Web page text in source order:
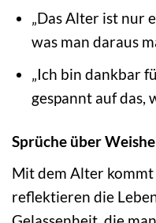
„Das Alter ist nur
was man daraus
„Ich bin dankbar
gespannt auf das,
Sprüche über
Mit dem Alter kommt
reflektieren die